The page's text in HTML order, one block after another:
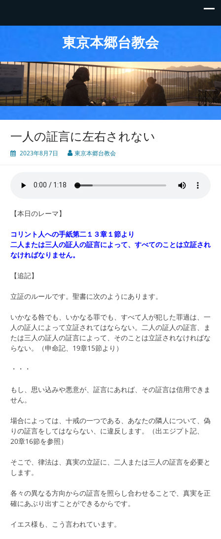
東京本郷台教会
一人の証言に左右されない
2023年8月7日 東京本郷台教会
【本日のレーマ】
コリント人への手紙第二１３章１節より
二人または三人の証人の証言によって、すべてのことは立証され
なければなりません。
【追記】
立証のルールです。聖書に次のようにあります。
いかなる咎でも、いかなる罪でも、すべて人が犯した罪過は、一
人の証人によって立証されてはならない。二人の証人の証言、ま
たは三人の証人の証言によって、そのことは立証されなければな
らない。（申命記、19章15節より）
・・・
もし、思い込みや悪意が、証言にあれば、その証言は信用できま
せん。
場合によっては、十戒の一つである、あなたの隣人について、偽
りの証言をしてはならない、に違反します。（出エジプト記、
20章16節を参照）
そこで、律法は、真実の立証に、二人または三人の証言を必要と
します。
各々の異なる方向からの証言を照らし合わせることで、真実を正
確にあぶり出すことができるからです。
イエス様も、こう言われています。